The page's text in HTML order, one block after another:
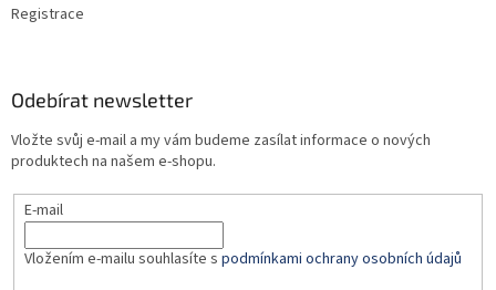
Registrace
Odebírat newsletter
Vložte svůj e-mail a my vám budeme zasílat informace o nových
produktech na našem e-shopu.
E-mail
Vložením e-mailu souhlasíte s podmínkami ochrany osobních údajů